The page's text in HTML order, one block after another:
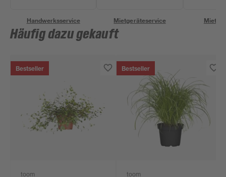
Handwerksservice Mietgeräteservice
Häufig dazu gekauft
Bestseller
toom
Bestseller
toom